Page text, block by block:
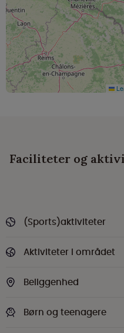
Faciliteter og
(Sports)aktiviteter
Aktiviteter i området
Beliggenhed
Børn og teenagere